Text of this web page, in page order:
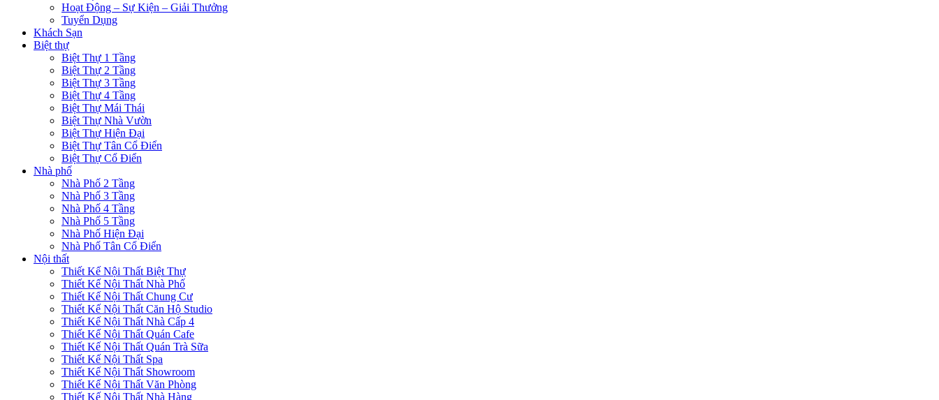
Hoạt Động – Sự Kiện – Giải Thưởng
Tuyển Dụng
Khách Sạn
Biệt thự
Biệt Thự 1 Tầng
Biệt Thự 2 Tầng
Biệt Thự 3 Tầng
Biệt Thự 4 Tầng
Biệt Thự Mái Thái
Biệt Thự Nhà Vườn
Biệt Thự Hiện Đại
Biệt Thự Tân Cổ Điển
Biệt Thự Cổ Điển
Nhà phố
Nhà Phố 2 Tầng
Nhà Phố 3 Tầng
Nhà Phố 4 Tầng
Nhà Phố 5 Tầng
Nhà Phố Hiện Đại
Nhà Phố Tân Cổ Điển
Nội thất
Thiết Kế Nội Thất Biệt Thự
Thiết Kế Nội Thất Nhà Phố
Thiết Kế Nội Thất Chung Cư
Thiết Kế Nội Thất Căn Hộ Studio
Thiết Kế Nội Thất Nhà Cấp 4
Thiết Kế Nội Thất Quán Cafe
Thiết Kế Nội Thất Quán Trà Sữa
Thiết Kế Nội Thất Spa
Thiết Kế Nội Thất Showroom
Thiết Kế Nội Thất Văn Phòng
Thiết Kế Nội Thất Nhà Hàng